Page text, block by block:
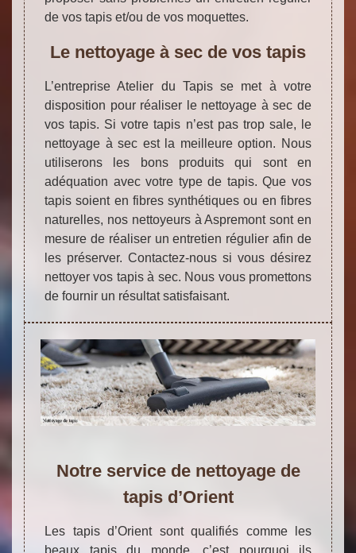
de vos tapis et/ou de vos moquettes.
Le nettoyage à sec de vos tapis
L’entreprise Atelier du Tapis se met à votre
disposition pour réaliser le nettoyage à sec de
vos tapis. Si votre tapis n’est pas trop sale, le
nettoyage à sec est la meilleure option. Nous
utiliserons les bons produits qui sont en
adéquation avec votre type de tapis. Que vos
tapis soient en fibres synthétiques ou en fibres
naturelles, nos nettoyeurs à Aspremont sont en
mesure de réaliser un entretien régulier afin de
les préserver. Contactez-nous si vous désirez
nettoyer vos tapis à sec. Nous vous promettons
de fournir un résultat satisfaisant.
Notre service de nettoyage de
tapis d’Orient
Les tapis d’Orient sont qualifiés comme les
beaux tapis du monde, c’est pourquoi ils